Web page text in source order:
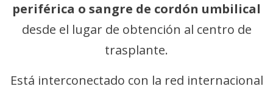
periférica o sangre de cordón umbilical
desde el lugar de obtención al centro de
trasplante.
Está interconectado con la red internacional